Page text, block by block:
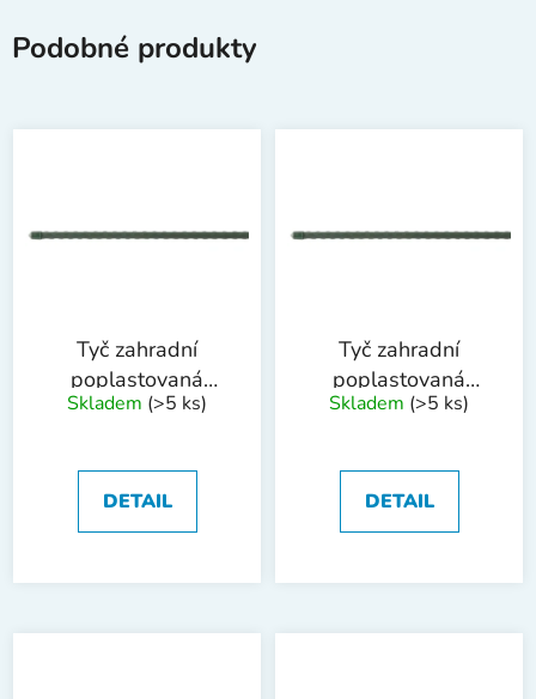
Podobné produkty
Tyč zahradní
poplastovaná
20mmx150cm
Skladem (>5 ks)
DETAIL
Tyč zahradní
poplastovaná
8mmx150cm
Skladem (>5 ks)
DETAIL